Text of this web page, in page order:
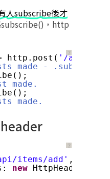
人subscribe後才
subscribe()，http
？
http.post( '/api/
made -
made.
made.
？
items/add' , body,
new